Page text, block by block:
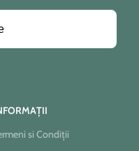
si Condiții